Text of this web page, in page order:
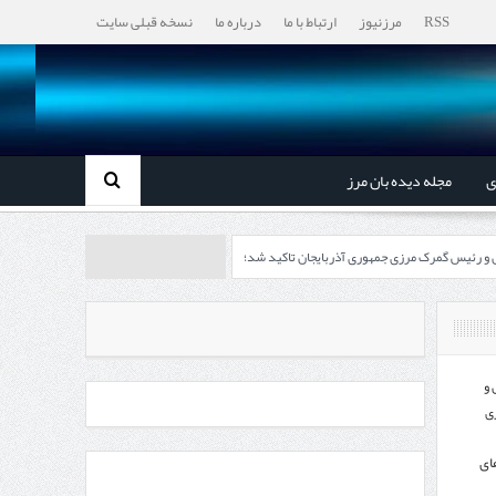
RSS مرزنیوز ارتباط با ما درباره ما نسخه قبلی سایت
مجله دیده بان مرز
و رئیس گمرک مرزی جمهوری آذربایجان تاکید شد؛
ایران و جمهوری آذربایجان ضرورت دارد
گردشگری و صنایع دستی از استاندار اردبیل
اردبیل و مدیرعامل بانک سینا محقق شد؛
و